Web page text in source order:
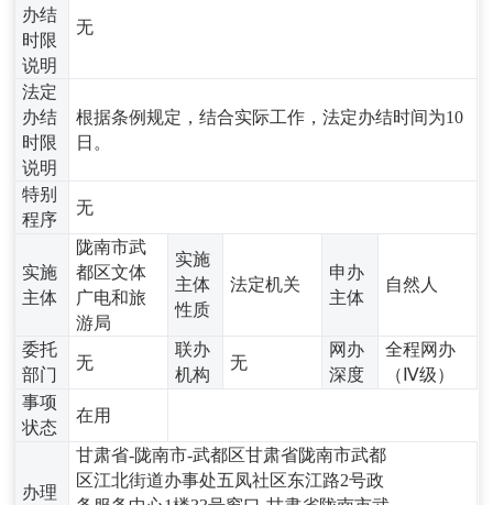
办结
时限
说明
无
法定
办结
时限
说明
根据条例规定，结合实际工作，法定办结时间为10
日。
特别
程序
无
实施
主体
陇南市武
都区文体
广电和旅
游局
实施
主体
性质
法定机关
申办
主体
自然人
委托
部门
无
联办
机构
无
网办
深度
全程网办
（Ⅳ级）
事项
状态
在用
办理
甘肃省-陇南市-武都区甘肃省陇南市武都
区江北街道办事处五凤社区东江路2号政